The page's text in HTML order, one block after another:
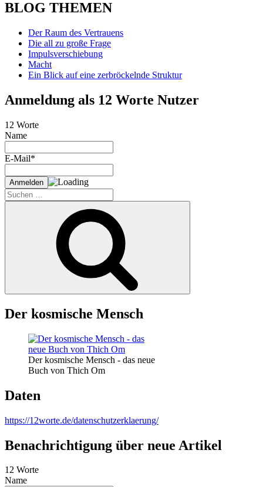
BLOG THEMEN
Der Raum des Vertrauens
Die all zu große Frage
Impulsverschiebung
Macht
Ein Blick auf eine zerbröckelnde Struktur
Anmeldung als 12 Worte Nutzer
12 Worte
Name
E-Mail*
Suche
nach:
Der kosmische Mensch
Der kosmische Mensch - das neue
Buch von Thich Om
Daten
https://12worte.de/datenschutzerklaerung/
Benachrichtigung über neue Artikel
12 Worte
Name